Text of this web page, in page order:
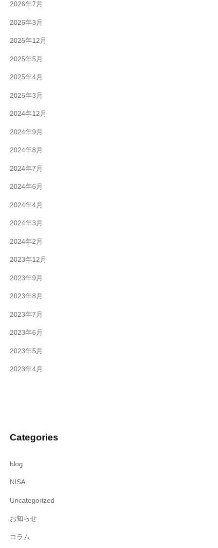
2026年7月
2026年3月
2025年12月
2025年5月
2025年4月
2025年3月
2024年12月
2024年9月
2024年8月
2024年7月
2024年6月
2024年4月
2024年3月
2024年2月
2023年12月
2023年9月
2023年8月
2023年7月
2023年6月
2023年5月
2023年4月
Categories
blog
NISA
Uncategorized
お知らせ
コラム